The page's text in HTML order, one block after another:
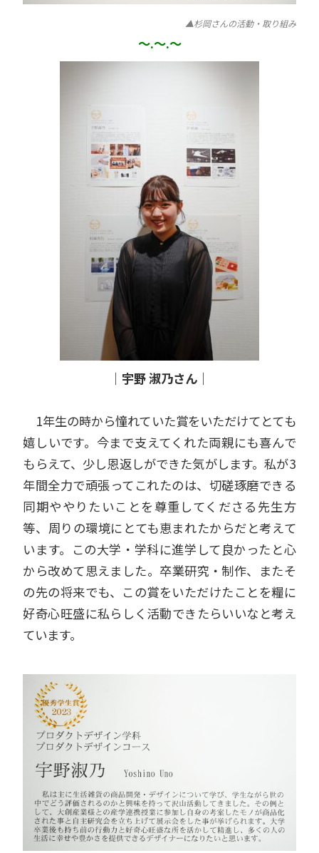
▲杉岡さんの活動・取り組み
～.～.～
｜宇野 淑乃さん｜
1年生の時から憧れていた賞をいただけてとても
嬉しいです。今まで支えてくれた両親にも喜んで
もらえて、少し恩返しができた気がします。私が3
年間全力で頑張ってこれたのは、切磋琢磨できる
同期ややりたいことを尊重してくださる先生方
等、周りの環境にとても恵まれたからだと考えて
います。この大学・学科に進学して良かったと心
から改めて思えました。 卒業研究・制作、またそ
の先の将来でも、この賞をいただけたことを糧に
好奇心旺盛に私らしく活動できたらいいなと考え
ています。